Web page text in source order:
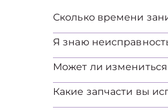
Сколько времени
Я знаю
Может ли
Какие запчасти вы